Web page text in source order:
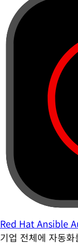
Red Hat Ansible
기업 전체에 자동